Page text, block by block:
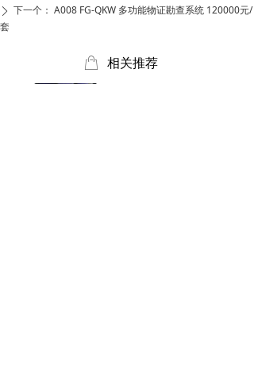
ꂆ 相关推荐
ꄲ 下一个： A008 FG-QKW 多功能物证勘查系统 120000元/
套